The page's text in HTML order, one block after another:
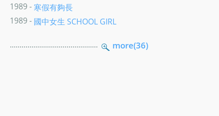
1989 - 寒假有夠長
1989 - 國中女生 SCHOOL GIRL
............................................. more(36)